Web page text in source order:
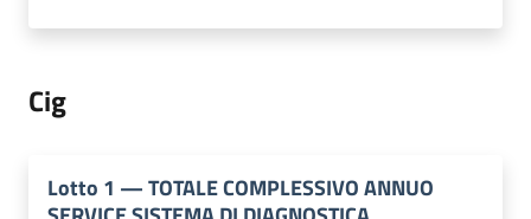
Cig
Lotto 1 —TOTALE COMPLESSIVO ANNUO